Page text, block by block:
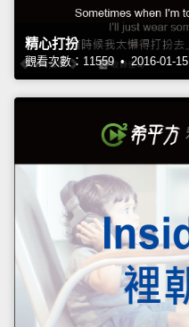
精心打扮
觀看次數：11559 • 2016-01-15